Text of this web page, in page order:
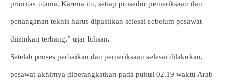
prioritas utama. Karena itu, setiap prosedur pemeriksaan dan
penanganan teknis harus dipastikan selesai sebelum pesawat
diizinkan terbang,” ujar Ichsan.
Setelah proses perbaikan dan pemeriksaan selesai dilakukan,
pesawat akhirnya diberangkatkan pada pukul 02.19 waktu Arab